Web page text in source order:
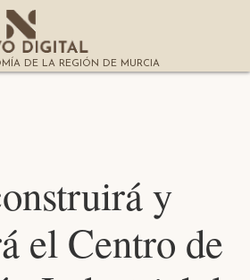
DE LA REGIÓN DE MURCIA
y
el Centro de